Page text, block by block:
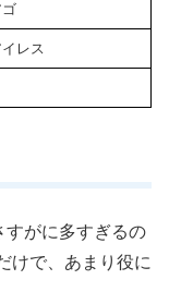
レス
すがに多すぎるの
けで、あまり役に